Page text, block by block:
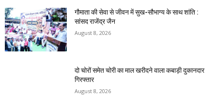
गौमाता की सेवा से जीवन में सुख-सौभाग्य के साथ शांति :
सांसद राजेंद्र जैन
August 8, 2026
दो चोरों समेत चोरी का माल खरीदने वाला कबाड़ी दुकानदार
गिरफ्तार
August 8, 2026